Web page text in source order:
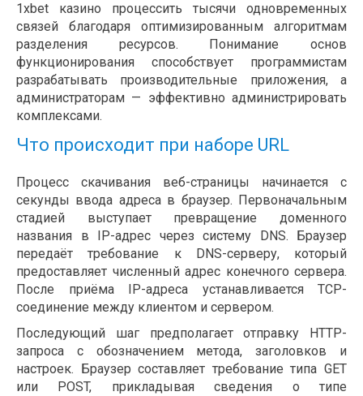
1xbet казино процессить тысячи одновременных
связей благодаря оптимизированным алгоритмам
разделения ресурсов. Понимание основ
функционирования способствует программистам
разрабатывать производительные приложения, а
администраторам — эффективно администрировать
комплексами.
Что происходит при наборе URL
Процесс скачивания веб-страницы начинается с
секунды ввода адреса в браузер. Первоначальным
стадией выступает превращение доменного
названия в IP-адрес через систему DNS. Браузер
передаёт требование к DNS-серверу, который
предоставляет численный адрес конечного сервера.
После приёма IP-адреса устанавливается TCP-
соединение между клиентом и сервером.
Последующий шаг предполагает отправку HTTP-
запроса с обозначением метода, заголовков и
настроек. Браузер составляет требование типа GET
или POST, прикладывая сведения о типе